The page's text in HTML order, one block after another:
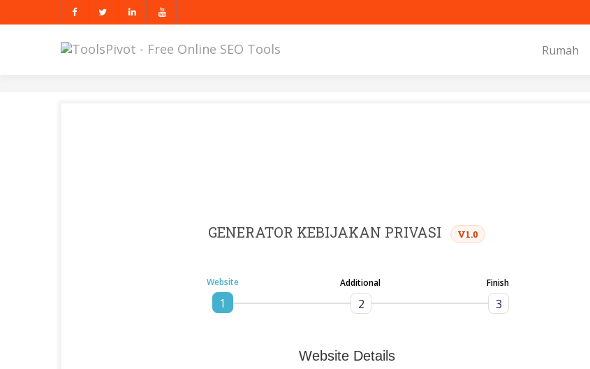
Rumah
GENERATOR KEBIJAKAN PRIVASI V1.0
1
Website
2
Additional
3
Finish
Website Details